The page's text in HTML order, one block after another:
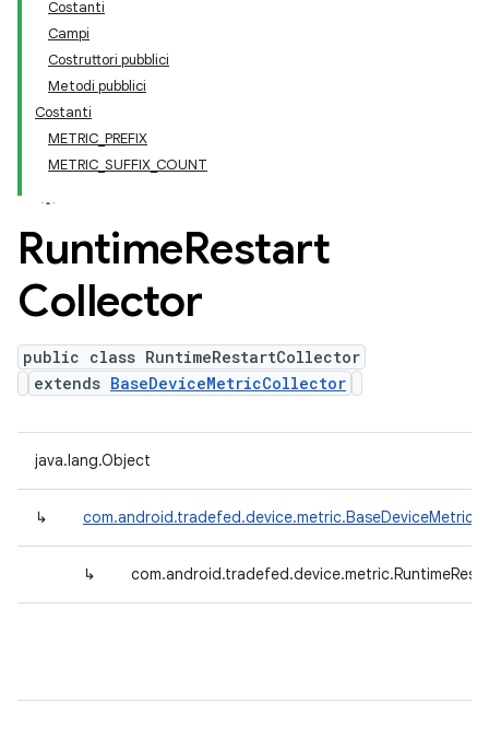
Costanti
Campi
Costruttori pubblici
Metodi pubblici
Costanti
METRIC_PREFIX
METRIC_SUFFIX_COUNT
RuntimeRestart
Collector
public class RuntimeRestartCollector
extends BaseDeviceMetricCollector
java.lang.Object
↳
↳